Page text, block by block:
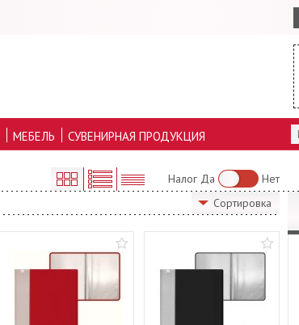
МЕБЕЛЬ СУВЕНИРНАЯ ПРОДУКЦИЯ
Налог Да
Нет
Сортировка